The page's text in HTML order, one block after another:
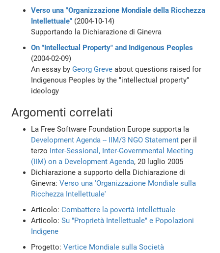
Verso una "Organizzazione Mondiale della Ricchezza
Intellettuale" (2004-10-14)
Supportando la Dichiarazione di Ginevra
On "Intellectual Property" and Indigenous Peoples
(2004-02-09)
An essay by Georg Greve about questions raised for
Indigenous Peoples by the "intellectual property"
ideology
Argomenti correlati
La Free Software Foundation Europe supporta la
Development Agenda -- IIM/3 NGO Statement per il
terzo Inter-Sessional, Inter-Governmental Meeting
(IIM) on a Development Agenda, 20 luglio 2005
Dichiarazione a supporto della Dichiarazione di
Ginevra:Verso una 'Organizzazione Mondiale sulla
Ricchezza Intellettuale'
Articolo:Combattere la povertà intellettuale
Articolo:Su "Proprietà Intellettuale" e Popolazioni
Indigene
Progetto:Vertice Mondiale sulla Società